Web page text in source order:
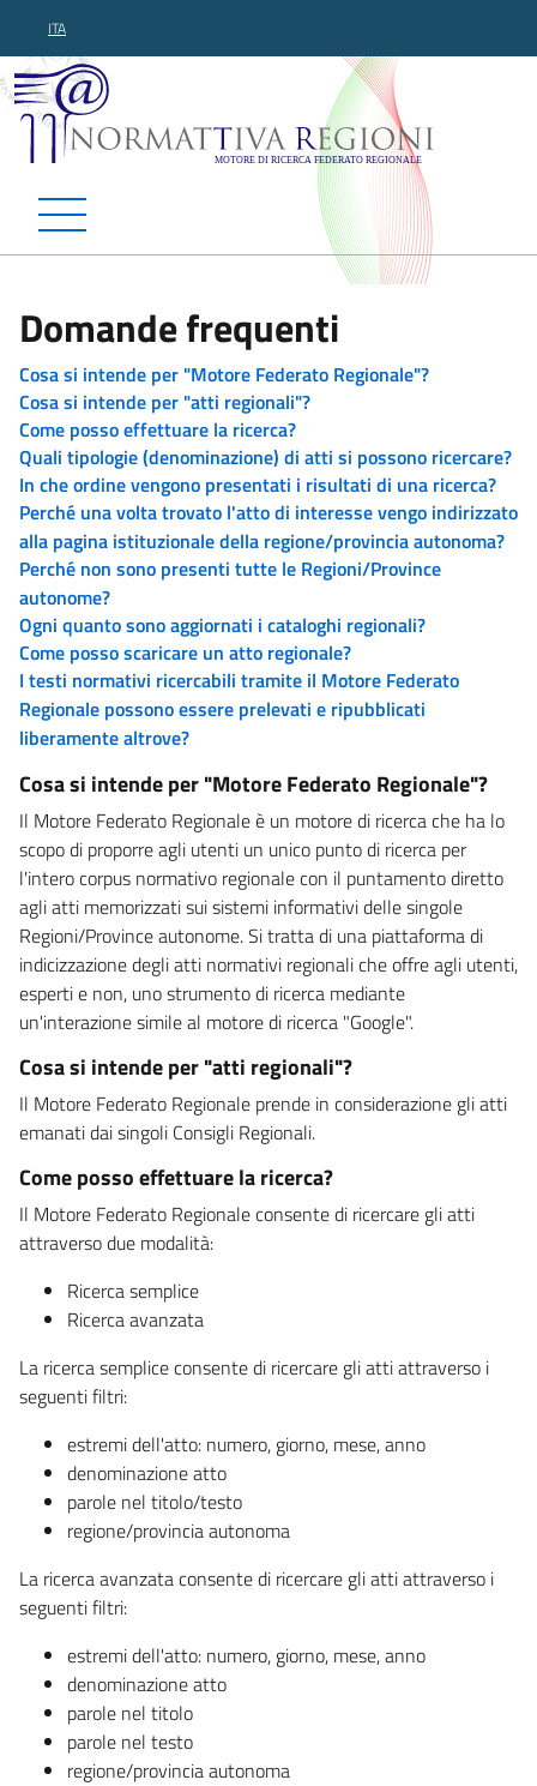
ITA
Normattiva Regioni -
Domande frequenti
Cosa si intende per "Motore Federato Regionale"?
Cosa si intende per "atti regionali"?
Come posso effettuare la ricerca?
Quali tipologie (denominazione) di atti si possono ricercare?
In che ordine vengono presentati i risultati di una ricerca?
Perché una volta trovato l'atto di interesse vengo indirizzato
alla pagina istituzionale della regione/provincia autonoma?
Perché non sono presenti tutte le Regioni/Province
autonome?
Ogni quanto sono aggiornati i cataloghi regionali?
Come posso scaricare un atto regionale?
I testi normativi ricercabili tramite il Motore Federato
Regionale possono essere prelevati e ripubblicati
liberamente altrove?
Cosa si intende per "Motore Federato Regionale"?
Il Motore Federato Regionale è un motore di ricerca che ha lo
scopo di proporre agli utenti un unico punto di ricerca per
l'intero corpus normativo regionale con il puntamento diretto
agli atti memorizzati sui sistemi informativi delle singole
Regioni/Province autonome. Si tratta di una piattaforma di
indicizzazione degli atti normativi regionali che offre agli utenti,
esperti e non, uno strumento di ricerca mediante
un'interazione simile al motore di ricerca "Google".
Cosa si intende per "atti regionali"?
Il Motore Federato Regionale prende in considerazione gli atti
emanati dai singoli Consigli Regionali.
Come posso effettuare la ricerca?
Il Motore Federato Regionale consente di ricercare gli atti
attraverso due modalità:
Ricerca semplice
Ricerca avanzata
La ricerca semplice consente di ricercare gli atti attraverso i
seguenti filtri:
estremi dell'atto: numero, giorno, mese, anno
denominazione atto
parole nel titolo/testo
regione/provincia autonoma
La ricerca avanzata consente di ricercare gli atti attraverso i
seguenti filtri:
estremi dell'atto: numero, giorno, mese, anno
denominazione atto
parole nel titolo
parole nel testo
regione/provincia autonoma